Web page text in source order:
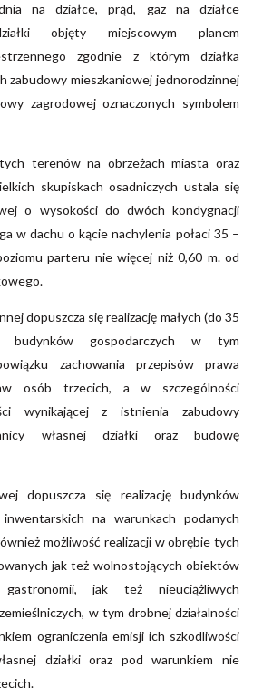
na działce, prąd, gaz na działce
objęty miejscowym planem
zgodnie z którym działka
zabudowy mieszkaniowej jednorodzinnej
zagrodowej oznaczonych symbolem
terenów na obrzeżach miasta oraz
skupiskach osadniczych ustala się
o wysokości do dwóch kondygnacji
w dachu o kącie nachylenia połaci 35 –
parteru nie więcej niż 0,60 m. od
dopuszcza się realizację małych (do 35
budynków gospodarczych w tym
zachowania przepisów prawa
osób trzecich, a w szczególności
wynikającej z istnienia zabudowy
własnej działki oraz budowę
dopuszcza się realizację budynków
na warunkach podanych
możliwość realizacji w obrębie tych
jak też wolnostojących obiektów
gastronomii, jak też nieuciążliwych
w tym drobnej działalności
ograniczenia emisji ich szkodliwości
działki oraz pod warunkiem nie